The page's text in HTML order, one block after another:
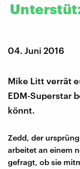
04. Juni 2016
Mike Litt verrät
EDM-Superstar
könnt.
Zedd, der
arbeitet an einem
gefragt, ob sie